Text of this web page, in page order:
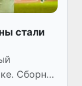
стали
Сборная